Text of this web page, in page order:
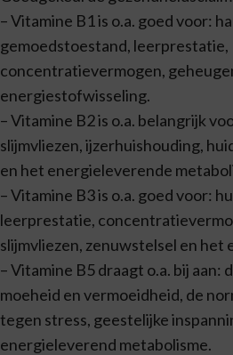
– Vitamine B1 is o.a. goed voor:
gemoedstoestand, leerprestatie,
concentratievermogen,
energiestofwisseling.
– Vitamine B2 is o.a. belangrijk
slijmvliezen, ijzerhuishouding,
en het energieleverende
– Vitamine B3 is o.a. goed voor:
leerprestatie,
slijmvliezen, zenuwstelsel en het
– Vitamine B5 draagt o.a. bij aan:
moeheid en vermoeidheid, de
tegen stress, geestelijke
energieleverend metabolisme.